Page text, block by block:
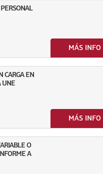
MÁS INFO
CARGA EN
UNE
MÁS INFO
O
A